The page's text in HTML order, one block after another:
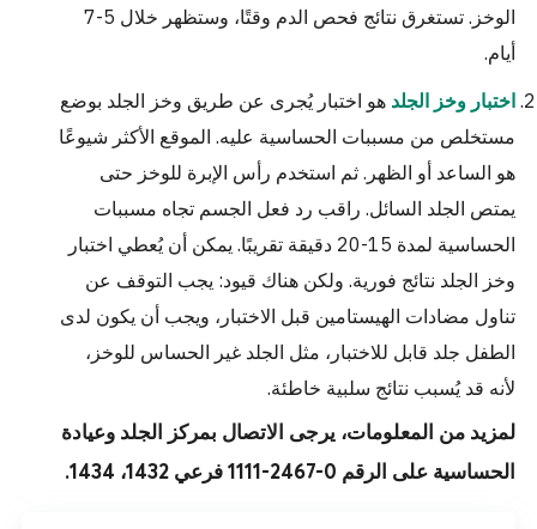
الوخز. تستغرق نتائج فحص الدم وقتًا، وستظهر خلال 5-7
أيام.
اختبار وخز الجلد هو اختبار يُجرى عن طريق وخز الجلد بوضع
مستخلص من مسببات الحساسية عليه. الموقع الأكثر شيوعًا
هو الساعد أو الظهر. ثم استخدم رأس الإبرة للوخز حتى
يمتص الجلد السائل. راقب رد فعل الجسم تجاه مسببات
الحساسية لمدة 15-20 دقيقة تقريبًا. يمكن أن يُعطي اختبار
وخز الجلد نتائج فورية. ولكن هناك قيود: يجب التوقف عن
تناول مضادات الهيستامين قبل الاختبار، ويجب أن يكون لدى
الطفل جلد قابل للاختبار، مثل الجلد غير الحساس للوخز،
لأنه قد يُسبب نتائج سلبية خاطئة.
لمزيد من المعلومات، يرجى الاتصال بمركز الجلد وعيادة
الحساسية على الرقم 0-2467-1111 فرعي 1432، 1434.